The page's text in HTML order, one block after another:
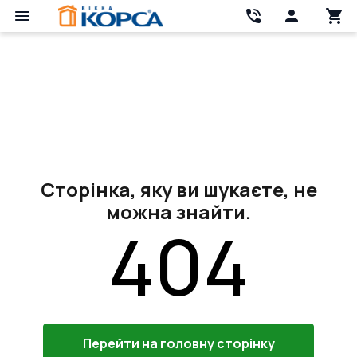
Сторінка, яку ви шукаєте, не
можна знайти.
404
Перейти на головну сторінку